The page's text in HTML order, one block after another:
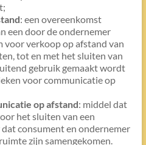
: een overeenkomst
een door de ondernemer
voor verkoop op afstand van
tot en met het sluiten van
gebruik gemaakt wordt
voor communicatie op
op afstand: middel dat
het sluiten van een
consument en ondernemer
zijn samengekomen.